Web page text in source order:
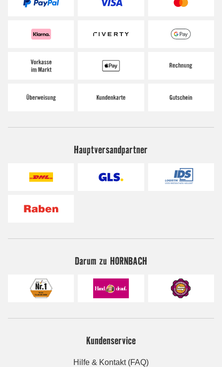
Hauptversandpartner
Darum zu HORNBACH
Kundenservice
Hilfe & Kontakt (FAQ)